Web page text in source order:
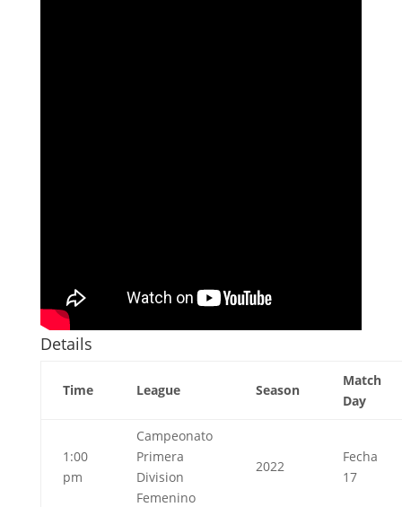
Details
Time League Season
Match
Day
1:00
pm
Campeonato
Primera
Division
Femenino
2022
Fecha
17